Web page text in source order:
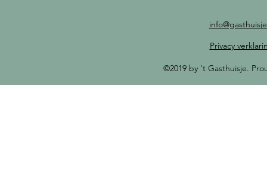
Privacy
©2019 by 't Gasthuisje.